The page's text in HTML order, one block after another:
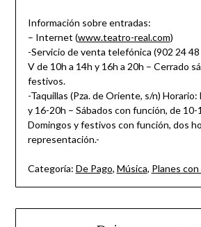
Información sobre entradas:
– Internet (www.teatro-real.com)
-Servicio de venta telefónica (902 24 48
V de 10h a 14h y 16h a 20h – Cerrado
festivos.
-Taquillas (Pza. de Oriente, s/n) Horario:
y 16-20h – Sábados con función, de
Domingos y festivos con función, dos
representación.-
Categoría: De Pago, Música, Planes